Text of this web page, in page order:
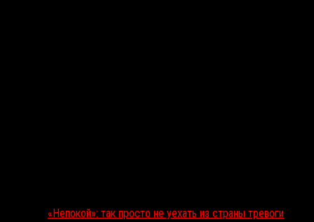
«Непокой»: так просто не уехать из страны тревоги